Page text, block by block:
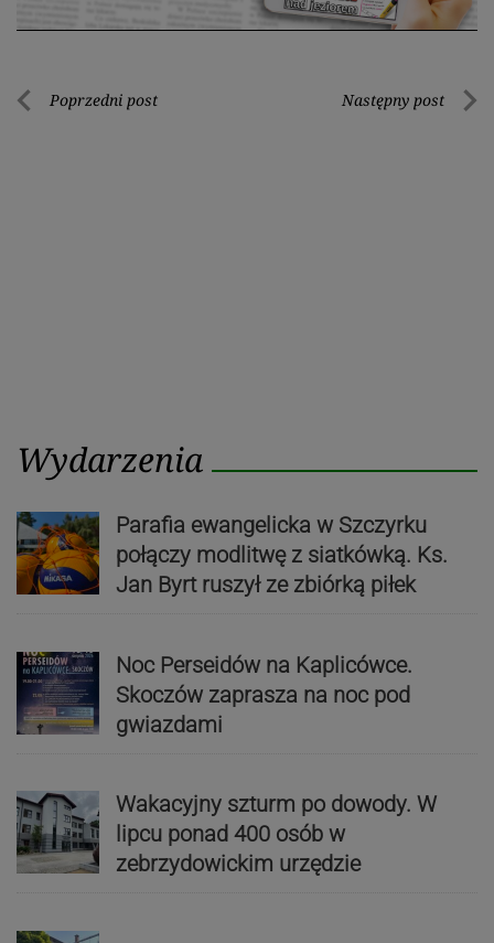
Nawigacja
Poprzedni post Następny post
Wydarzenia
Parafia ewangelicka w Szczyrku
połączy modlitwę z siatkówką. Ks.
Jan Byrt ruszył ze zbiórką piłek
Noc Perseidów na Kaplicówce.
Skoczów zaprasza na noc pod
gwiazdami
Wakacyjny szturm po dowody. W
lipcu ponad 400 osób w
zebrzydowickim urzędzie